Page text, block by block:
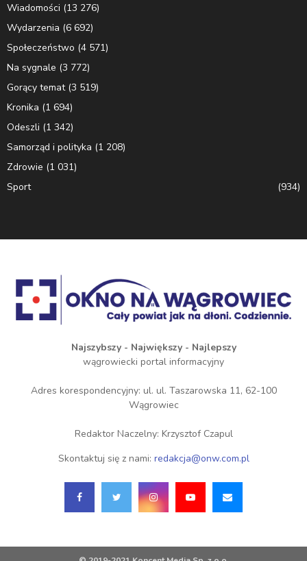
Wiadomości (13 276)
Wydarzenia (6 692)
Społeczeństwo (4 571)
Na sygnale (3 772)
Gorący temat(3 519)
Kronika (1 694)
Odeszli (1 342)
Samorząd i polityka (1 208)
Zdrowie (1 031)
Sport
(934)
Najszybszy - Największy - Najlepszy
wągrowiecki portal informacyjny
Adres korespondencyjny: ul. ul. Taszarowska 11, 62-100
Wągrowiec
Redaktor Naczelny: Krzysztof Czapul
Skontaktuj się z nami: redakcja@onw.com.pl